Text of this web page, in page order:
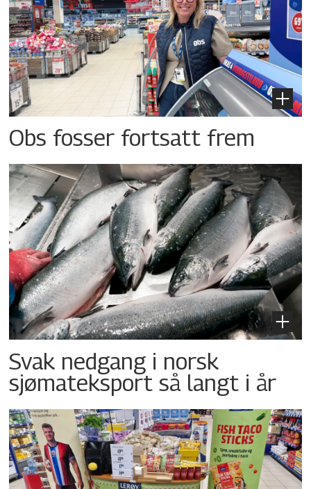
Obs fosser fortsatt frem
Svak nedgang i norsk
sjømateksport så langt i år